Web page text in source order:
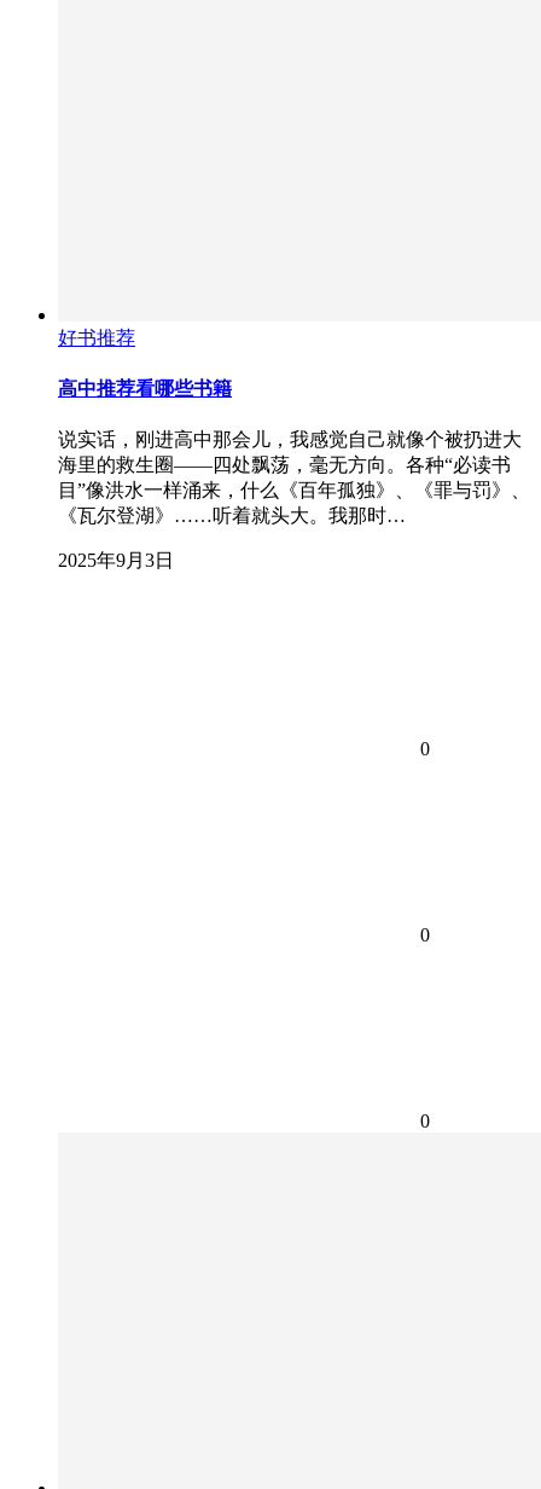
好书推荐
高中推荐看哪些书籍
说实话，刚进高中那会儿，我感觉自己就像个被扔进大
海里的救生圈——四处飘荡，毫无方向。各种“必读书
目”像洪水一样涌来，什么《百年孤独》、《罪与罚》、
《瓦尔登湖》……听着就头大。我那时…
2025年9月3日
0
0
0